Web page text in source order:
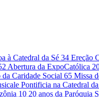
à Catedral da Sé 34 Ereção
Abertura da ExpoCatólica
Caridade Social 65 Missa
Pontificia na Catedral
10 20 anos da Paróquia